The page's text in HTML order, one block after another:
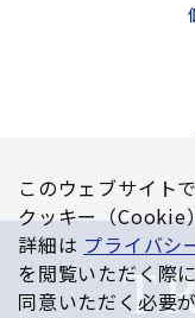
このウェブサイト
クッキー（Cookie
詳細は プライバシ
を閲覧いただく際
同意いただく必要